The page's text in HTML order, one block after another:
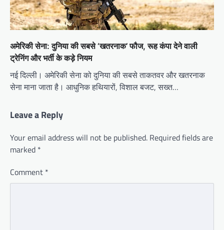
अमेरिकी सेना: दुनिया की सबसे ‘खतरनाक’ फौज, रूह कंपा देने वाली
ट्रेनिंग और भर्ती के कड़े नियम
नई दिल्ली। अमेरिकी सेना को दुनिया की सबसे ताकतवर और खतरनाक
सेना माना जाता है। आधुनिक हथियारों, विशाल बजट, सख्त…
Leave a Reply
Your email address will not be published. Required fields are
marked *
Comment *